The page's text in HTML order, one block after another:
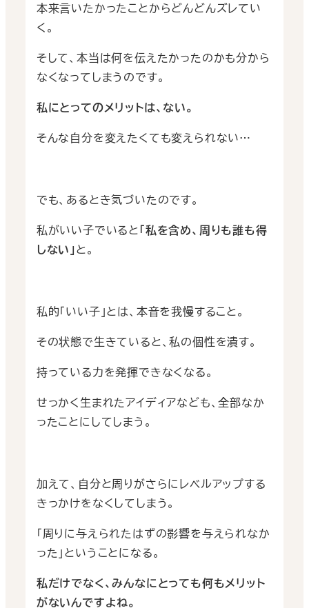
本来言いたかったことからどんどんズレてい
く。
そして、本当は何を伝えたかったのかも分から
なくなってしまうのです。
私にとってのメリットは、ない。
そんな自分を変えたくても変えられない…
でも、あるとき気づいたのです。
私がいい子でいると
｢私を含め、周りも誰も得
しない｣ と。
私的「いい子」とは、本音を我慢すること。
その状態で生きていると、私の個性を潰す。
持っている力を発揮できなくなる。
せっかく生まれたアイディアなども、全部なか
ったことにしてしまう。
加えて、自分と周りがさらにレベルアップする
きっかけをなくしてしまう。
「周りに与えられたはずの影響を与えられなか
った」ということになる。
私だけでなく、みんなにとっても何もメリット
がないんですよね。